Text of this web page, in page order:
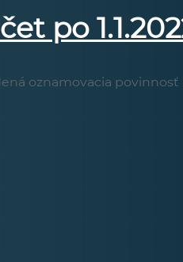
po
oznamovacia